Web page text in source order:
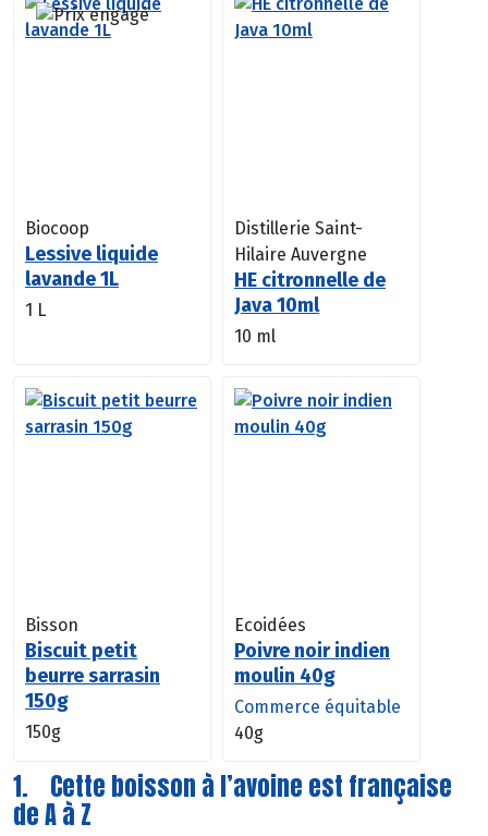
Biocoop
Lessive liquide
lavande 1L
1 L
Distillerie Saint-
Hilaire Auvergne
HE citronnelle de
Java 10ml
10 ml
Bisson
Biscuit petit
beurre sarrasin
150g
150g
Ecoidées
Poivre noir indien
moulin 40g
Commerce équitable
40g
1. Cette boisson à l’avoine est française
de A à Z